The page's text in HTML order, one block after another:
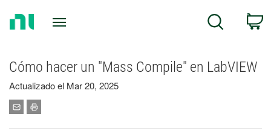
Search
Cómo hacer un "Mass Compile" en LabVIEW
Actualizado el Mar 20, 2025